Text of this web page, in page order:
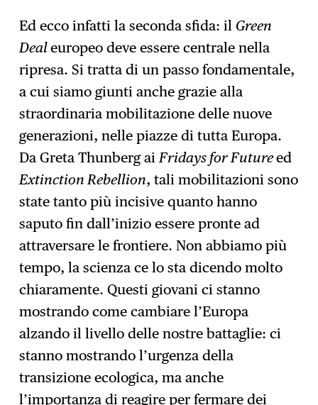
Ed ecco infatti la seconda sfida: il Green
Dealeuropeo deve essere centrale nella
ripresa. Si tratta di un passo fondamentale,
a cui siamo giunti anche grazie alla
straordinaria mobilitazione delle nuove
generazioni, nelle piazze di tutta Europa.
Da Greta Thunberg ai Fridays for Futureed
Extinction Rebellion, tali mobilitazioni sono
state tanto più incisive quanto hanno
saputo fin dall’inizio essere pronte ad
attraversare le frontiere. Non abbiamo più
tempo, la scienza ce lo sta dicendo molto
chiaramente. Questi giovani ci stanno
mostrando come cambiare l’Europa
alzando il livello delle nostre battaglie: ci
stanno mostrando l’urgenza della
transizione ecologica, ma anche
l’importanza di reagire per fermare dei